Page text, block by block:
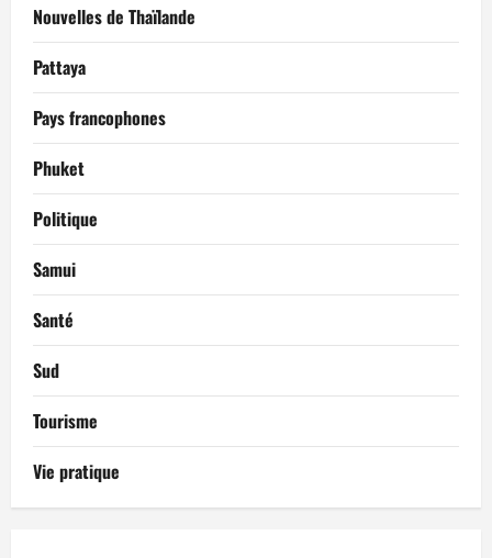
Nouvelles de Thaïlande
Pattaya
Pays francophones
Phuket
Politique
Samui
Santé
Sud
Tourisme
Vie pratique